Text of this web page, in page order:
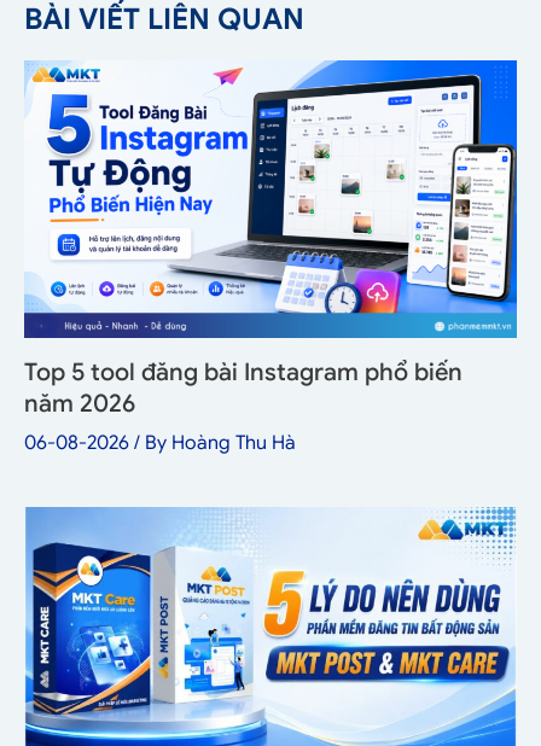
BÀI VIẾT LIÊN QUAN
Top 5 tool đăng bài Instagram phổ biến
năm 2026
06-08-2026 / By Hoàng Thu Hà